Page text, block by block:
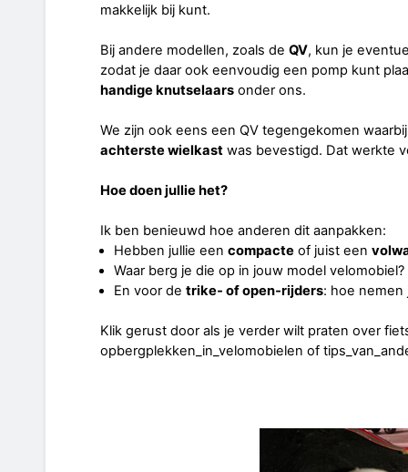
makkelijk bij kunt.
Bij andere modellen, zoals de QV, kun je
zodat je daar ook eenvoudig een pomp kunt
handige knutselaars onder ons.
We zijn ook eens een QV tegengekomen
achterste wielkast was bevestigd. Dat werkte
Hoe doen jullie het?
Ik ben benieuwd hoe anderen dit aanpakken:
Hebben jullie een compacteof juist een
Waar berg je die op in jouw model velomobiel?
En voor de trike‑ of open‑rijders: hoe nemen
Klik gerust door als je verder wilt praten over
opbergplekken_in_velomobielen of